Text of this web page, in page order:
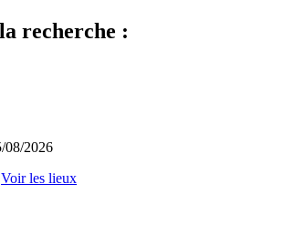
recherche :
08/2026
Voir les lieux